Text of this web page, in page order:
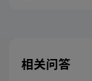
相关问答